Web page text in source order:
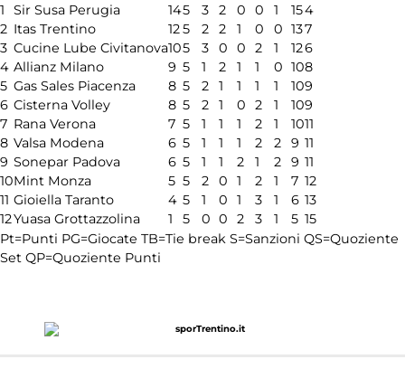
1
Sir Susa Perugia 145 3 2 0 0 1 154
2 Itas Trentino 125 2 2 1 0 0 137
3 Cucine Lube Civitanova105 3 0 0 2 1 126
4 Allianz Milano 9 5 1 2 1 1 0 108
5 Gas Sales Piacenza 8 5 2 1 1 1 1 109
6 Cisterna Volley 8 5 2 1 0 2 1 109
7 Rana Verona 7 5 1 1 1 2 1 1011
8 Valsa Modena 6 5 1 1 1 2 2 9 11
9 Sonepar Padova 6 5 1 1 2 1 2 9 11
10Mint Monza 5 5 2 0 1 2 1 7 12
11 Gioiella Taranto 4 5 1 0 1 3 1 6 13
12Yuasa Grottazzolina 1 5 0 0 2 3 1 5 15
Pt=Punti PG=Giocate TB=Tie break S=Sanzioni QS=Quoziente
Set QP=Quoziente Punti